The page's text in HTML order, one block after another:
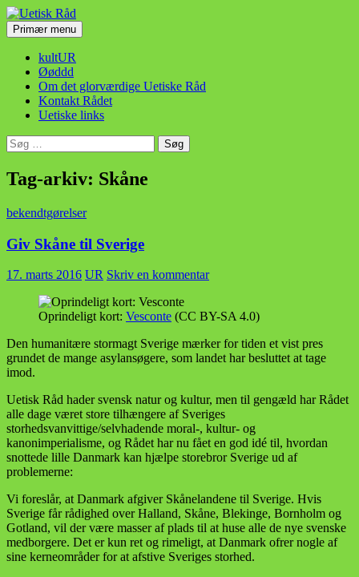
Hop
til
indhold
Uetisk Råd
SøgPrimær menu
kultUR
Øøddd
Om det glorværdige Uetiske Råd
Kontakt Rådet
Uetiske links
Søg
efter:
Tag-arkiv: Skåne
bekendtgørelser
Giv Skåne til Sverige
17. marts 2016 UR Skriv en kommentar
Oprindeligt kort: Vesconte (CC BY-SA 4.0)
Den humanitære stormagt Sverige mærker for tiden et vist pres
grundet de mange asylansøgere, som landet har besluttet at tage
imod.
Uetisk Råd hader svensk natur og kultur, men til gengæld har Rådet
alle dage været store tilhængere af Sveriges
storhedsvanvittige/selvhadende moral-, kultur- og
kanonimperialisme, og Rådet har nu fået en god idé til, hvordan
snottede lille Danmark kan hjælpe storebror Sverige ud af
problemerne:
Vi foreslår, at Danmark afgiver Skånelandene til Sverige. Hvis
Sverige får rådighed over Halland, Skåne, Blekinge, Bornholm og
Gotland, vil der være masser af plads til at huse alle de nye svenske
medborgere. Det er kun ret og rimeligt, at Danmark ofrer nogle af
sine kerneområder for at afstive Sveriges storhed.